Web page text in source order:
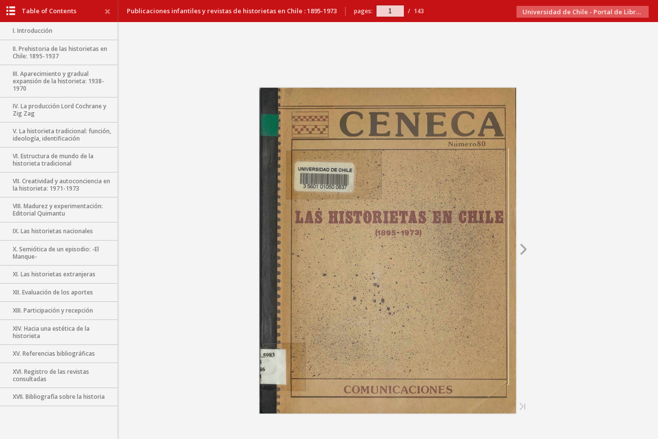
Publicaciones infantiles y revistas de historietas en Chile : 1895-1973 pages: / 143 Universidad de Chile - Portal de Libros Electrónicos
Table of Contents
I. Introducción
II. Prehistoria de las historietas en
Chile: 1895-1937
III. Aparecimiento y gradual
expansión de la historieta: 1938-
1970
IV. La producción Lord Cochrane y
Zig Zag
V. La historieta tradicional: función,
ideología, identificación
VI. Estructura de mundo de la
historieta tradicional
VII. Creatividad y autoconciencia en
la historieta: 1971-1973
VIII. Madurez y experimentación:
Editorial Quimantu
IX. Las historietas nacionales
X. Semiótica de un episodio: -El
Manque-
XI. Las historietas extranjeras
XII. Evaluación de los aportes
XIII. Participación y recepción
XIV. Hacia una estética de la
historieta
XV. Referencias bibliográficas
XVI. Registro de las revistas
consultadas
XVII. Bibliografía sobre la historia